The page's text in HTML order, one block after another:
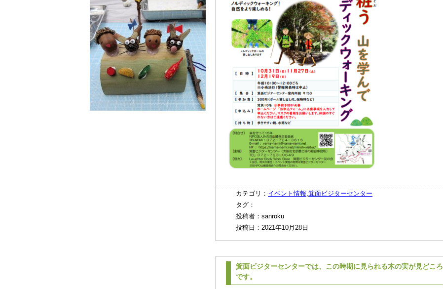
カテゴリ： イベント情報,箕面ビジターセンター
タグ：
投稿者：sanroku
投稿日：2021年10月28日
箕面ビジターセンターでは、この時期に見られる木の実が見どころ
です。